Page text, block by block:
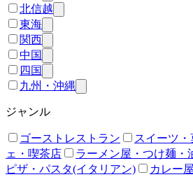
北信越
東海
関西
中国
四国
九州・沖縄
ジャンル
ゴーストレストラン スイーツ・
ェ・喫茶店
ラーメン屋・つけ麺・
ピザ・パスタ(イタリアン)
カレー屋